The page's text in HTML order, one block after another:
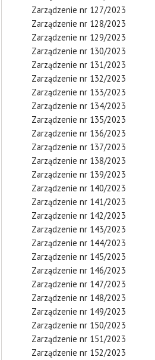
Zarządzenie nr 127/2023
Zarządzenie nr 128/2023
Zarządzenie nr 129/2023
Zarządzenie nr 130/2023
Zarządzenie nr 131/2023
Zarządzenie nr 132/2023
Zarządzenie nr 133/2023
Zarządzenie nr 134/2023
Zarządzenie nr 135/2023
Zarządzenie nr 136/2023
Zarządzenie nr 137/2023
Zarządzenie nr 138/2023
Zarządzenie nr 139/2023
Zarządzenie nr 140/2023
Zarządzenie nr 141/2023
Zarządzenie nr 142/2023
Zarządzenie nr 143/2023
Zarządzenie nr 144/2023
Zarządzenie nr 145/2023
Zarządzenie nr 146/2023
Zarządzenie nr 147/2023
Zarządzenie nr 148/2023
Zarządzenie nr 149/2023
Zarządzenie nr 150/2023
Zarządzenie nr 151/2023
Zarządzenie nr 152/2023